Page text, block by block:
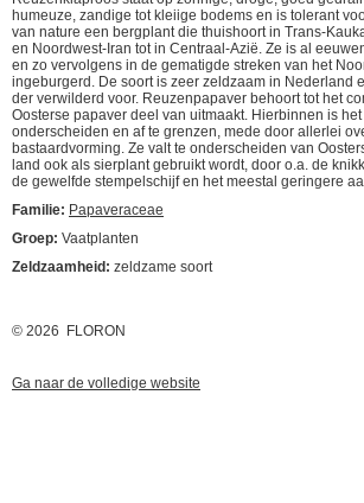
humeuze, zandige tot kleiige bodems en is tolerant
van nature een bergplant die thuishoort in Trans-
en Noordwest-Iran tot in Centraal-Azië. Ze is al
en zo vervolgens in de gematigde streken van het
ingeburgerd. De soort is zeer zeldzaam in Nederland
der verwilderd voor. Reuzenpapaver behoort tot het
Oosterse papaver deel van uitmaakt. Hierbinnen is
onderscheiden en af te grenzen, mede door allerlei
bastaardvorming. Ze valt te onderscheiden van
land ook als sierplant gebruikt wordt, door o.a. de
de gewelfde stempelschijf en het meestal geringere
Familie: Papaveraceae
Groep: Vaatplanten
Zeldzaamheid: zeldzame soort
© 2026 FLORON
Ga naar de volledige website